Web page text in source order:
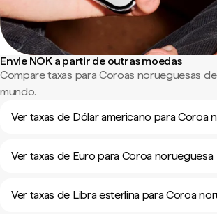
Envie NOK a partir de outras moedas
Compare taxas para Coroas norueguesas
mundo.
Ver taxas de Dólar americano para Coroa
Ver taxas de Euro para Coroa norueguesa
Ver taxas de Libra esterlina para Coroa